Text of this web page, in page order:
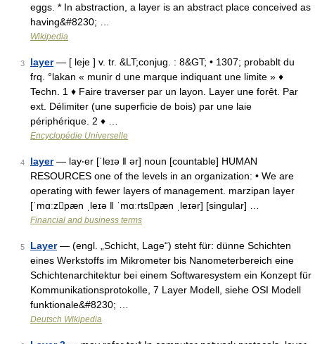
eggs. * In abstraction, a layer is an abstract place conceived as
having&#8230; …
Wikipedia
3 layer— [ leje ] v. tr. &LT;conjug. : 8&GT; • 1307; probablt du
frq. °lakan « munir d une marque indiquant une limite » ♦
Techn. 1 ♦ Faire traverser par un layon. Layer une forêt. Par
ext. Délimiter (une superficie de bois) par une laie
périphérique. 2 ♦ …
Encyclopédie Universelle
4 layer— lay‧er [ˈleɪə ǁ ər] noun [countable] HUMAN
RESOURCES one of the levels in an organization: • We are
operating with fewer layers of management. marzipan layer
[ˈmɑːzpæn ˌleɪə ǁ ˈmɑːrtspæn ˌleɪər] [singular] …
Financial and business terms
5 Layer— (engl. „Schicht, Lage“) steht für: dünne Schichten
eines Werkstoffs im Mikrometer bis Nanometerbereich eine
Schichtenarchitektur bei einem Softwaresystem ein Konzept für
Kommunikationsprotokolle, 7 Layer Modell, siehe OSI Modell
funktionale&#8230; …
Deutsch Wikipedia